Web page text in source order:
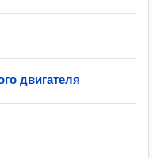
—
—
двигателя
—